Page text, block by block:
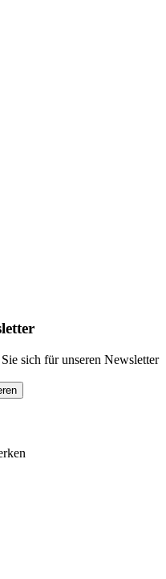
sich für unseren Newsletter